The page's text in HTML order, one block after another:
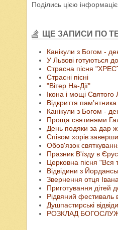
Поділись цією
ЩЕ ЗАПИСИ ПО
Канікули з Богом -
У Львові готуються
Страсна пісня
Страсні пісні
"Вітер На-Дії"
Ікона і мощі
Відкриття
Канікули з Богом -
Проща святинями
День подяки за дар
Співом хорів
Обов'язок
Празник В'їзду в
Церковна пісня "Вся
Відвідини з
Звернення отця
Приготування дітей
Рідвяний фестиваль
Душпастирські
РОЗКЛАД